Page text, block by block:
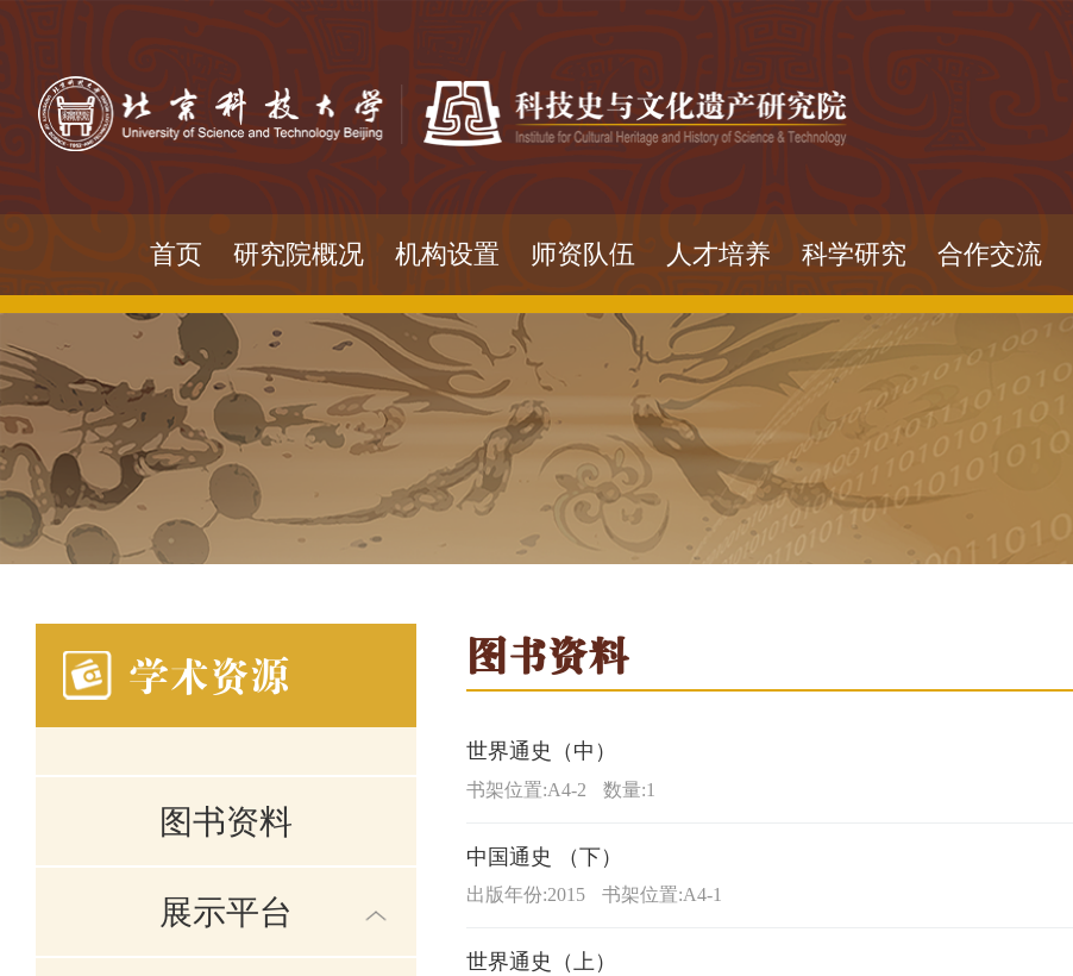
首页 研究院概况 机构设置 师资队伍 人才培养 科学研究 合作交流
学术资源
图书资料
展示平台
图书资料
世界通史（中）
书架位置:A4-2 数量:1
中国通史 （下）
出版年份:2015 书架位置:A4-1
世界通史（上）